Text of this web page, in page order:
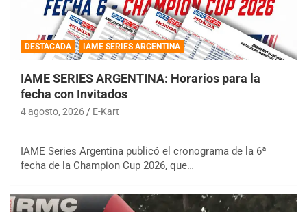
DESTACADA IAME SERIES ARGENTINA
IAME SERIES ARGENTINA: Horarios para la
fecha con Invitados
4 agosto, 2026 E-Kart
IAME Series Argentina publicó el cronograma de la 6ª
fecha de la Champion Cup 2026, que…